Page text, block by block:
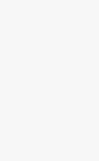
Livraison
partout au